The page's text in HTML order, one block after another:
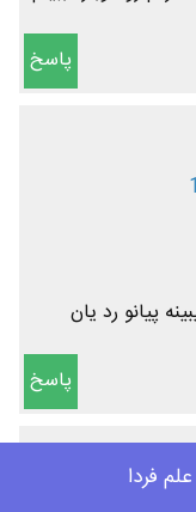
پاسخ
پیانو رد یان
پاسخ
فردا